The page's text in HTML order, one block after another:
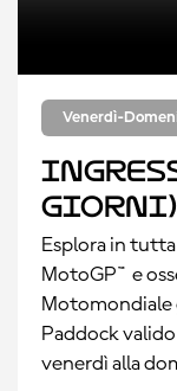
Venerdì-
giorni)
Esplora in
MotoGP™ e
Motomondiale
Paddock
venerdì alla